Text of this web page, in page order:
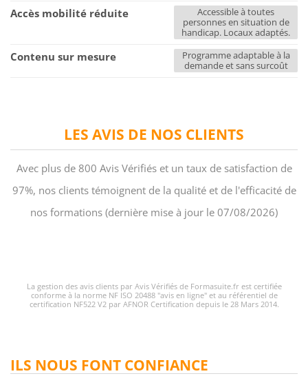
LES AVIS DE NOS CLIENTS
Avec plus de 800 Avis Vérifiés et un taux de satisfaction de
97%, nos clients témoignent de la qualité et de l'efficacité de
nos formations (dernière mise à jour le 07/08/2026)
La gestion des avis clients par Avis Vérifiés de Formasuite.fr est certifiée
conforme à la norme NF ISO 20488 "avis en ligne" et au référentiel de
certification NF522 V2 par AFNOR Certification depuis le 28 Mars 2014.
ILS NOUS FONT CONFIANCE
Accès mobilité réduite
Accessible à toutes
personnes en situation de
handicap. Locaux adaptés.
Contenu sur mesure
Programme adaptable à la
demande et sans surcoût